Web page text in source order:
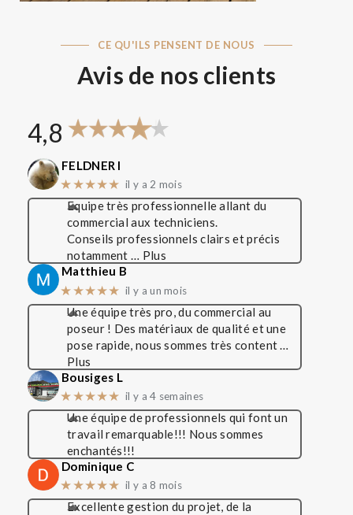
CE QU'ILS PENSENT DE NOUS
Avis de nos clients
4,8
FELDNER I
★★★★★ il y a 2 mois
Equipe très professionnelle allant du
commercial aux techniciens.
Conseils professionnels clairs et précis
notamment … Plus
Matthieu B
★★★★★ il y a un mois
Une équipe très pro, du commercial au
poseur ! Des matériaux de qualité et une
pose rapide, nous sommes très content…
Plus
Bousiges L
★★★★★ il y a 4 semaines
Une équipe de professionnels qui font un
travail remarquable!!! Nous sommes
enchantés!!!
Dominique C
★★★★★ il y a 8 mois
Excellente gestion du projet, de la